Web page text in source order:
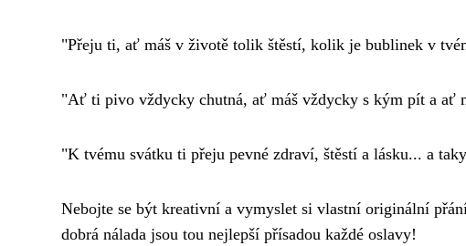
"Přeju ti, ať máš v životě tolik štěstí, kolik je bublinek v
"Ať ti pivo vždycky chutná, ať máš vždycky s kým pít a ať
"K tvému svátku ti přeju pevné zdraví, štěstí a lásku... a
Nebojte se být kreativní a vymyslet si vlastní originální
dobrá nálada jsou tou nejlepší přísadou každé oslavy!